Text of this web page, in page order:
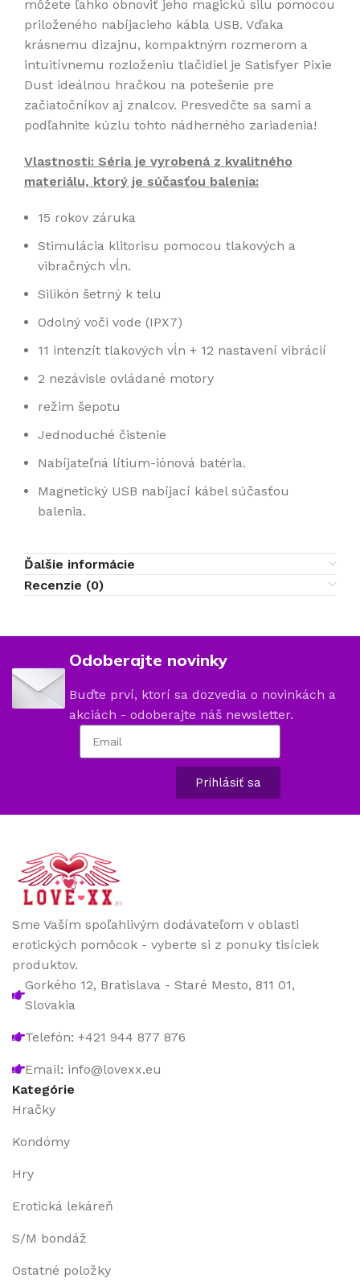
môžete ľahko obnoviť jeho magickú silu pomocou
priloženého nabíjacieho kábla USB. Vďaka
krásnemu dizajnu, kompaktným rozmerom a
intuitívnemu rozloženiu tlačidiel je Satisfyer Pixie
Dust ideálnou hračkou na potešenie pre
začiatočníkov aj znalcov. Presvedčte sa sami a
podľahnite kúzlu tohto nádherného zariadenia!
Vlastnosti: Séria je vyrobená z kvalitného
materiálu, ktorý je súčasťou balenia:
15 rokov záruka
Stimulácia klitorisu pomocou tlakových a
vibračných vĺn.
Silikón šetrný k telu
Odolný voči vode (IPX7)
11 intenzít tlakových vĺn + 12 nastavení vibrácií
2 nezávisle ovládané motory
režim šepotu
Jednoduché čistenie
Nabíjateľná lítium-iónová batéria.
Magnetický USB nabíjací kábel súčasťou
balenia.
Ďalšie informácie
Recenzie (0)
Odoberajte novinky
Buďte prví, ktorí sa dozvedia o novinkách a
akciách - odoberajte náš newsletter.
Prihlásiť sa
Sme Vaším spoľahlivým dodávateľom v oblasti
erotických pomôcok - vyberte si z ponuky tisíciek
produktov.
Gorkého 12, Bratislava - Staré Mesto, 811 01,
Slovakia
Telefón: +421 944 877 876
Email: info@lovexx.eu
Kategórie
Hračky
Kondómy
Hry
Erotická lekáreň
S/M bondáž
Ostatné položky